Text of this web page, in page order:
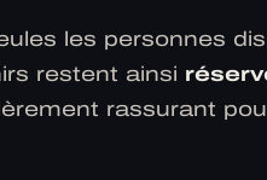
les personnes
restent ainsi
rassurant